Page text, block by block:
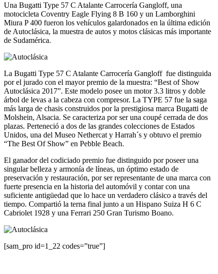
Una Bugatti Type 57 C Atalante Carrocería Gangloff, una
motocicleta Coventry Eagle Flying 8 B 160 y un Lamborghini
Miura P 400 fueron los vehículos galardonados en la última edición
de Autoclásica, la muestra de autos y motos clásicas más importante
de Sudamérica.
La Bugatti Type 57 C Atalante Carrocería Gangloff fue distinguida
por el jurado con el mayor premio de la muestra: “Best of Show
Autoclásica 2017”. Este modelo posee un motor 3.3 litros y doble
árbol de levas a la cabeza con compresor. La TYPE 57 fue la saga
más larga de chasis construidos por la prestigiosa marca Bugatti de
Molshein, Alsacia. Se caracteriza por ser una coupé cerrada de dos
plazas. Perteneció a dos de las grandes colecciones de Estados
Unidos, una del Museo Nethercat y Harrah´s y obtuvo el premio
“The Best Of Show” en Pebble Beach.
El ganador del codiciado premio fue distinguido por poseer una
singular belleza y armonía de líneas, un óptimo estado de
preservación y restauración, por ser representante de una marca con
fuerte presencia en la historia del automóvil y contar con una
suficiente antigüedad que lo hace un verdadero clásico a través del
tiempo. Compartió la terna final junto a un Hispano Suiza H 6 C
Cabriolet 1928 y una Ferrari 250 Gran Turismo Boano.
[sam_pro id=1_22 codes=”true”]